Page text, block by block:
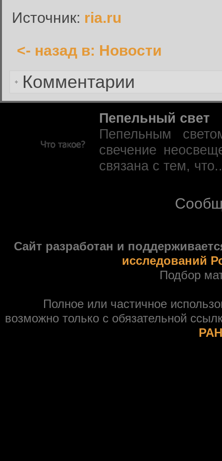
Источник: ria.ru
<- назад в: Новости
Комментарии
Забыли пароль?
Пепельный свет
Пепельным
свечение
связана с тем,
Сайт разработан и
исследований
Подбор
Полное или частичное
возможно только с обязательной